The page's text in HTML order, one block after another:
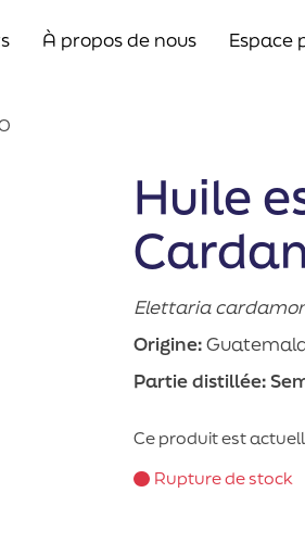
À propos de nous Espace
Huile
Elettaria
Origine:
Partie distillée:
Ce produit est
Rupture de stock